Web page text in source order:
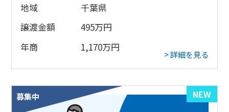
地域
千葉県
譲渡金額
495万円
年商
1,170万円
> 詳細を見る
NEW
募集中